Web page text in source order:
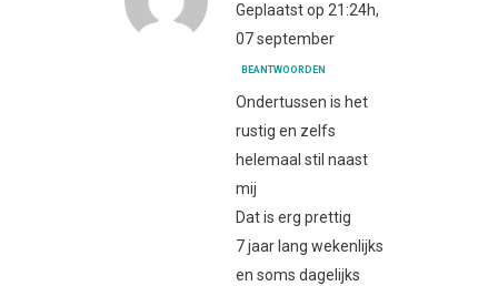
Geplaatst op 21:24h,
07 september
BEANTWOORDEN
Ondertussen is het
rustig en zelfs
helemaal stil naast
mij
Dat is erg prettig
7 jaar lang wekenlijks
en soms dagelijks